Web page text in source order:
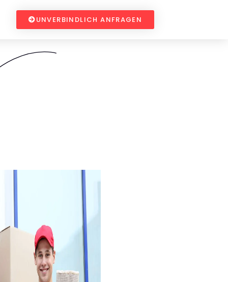
UNVERBINDLICH ANFRAGEN